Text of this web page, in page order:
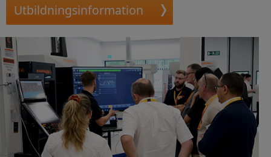
Utbildningsinformation